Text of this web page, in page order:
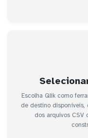
Escolha Qlik como
de destino
dos arquivos CSV